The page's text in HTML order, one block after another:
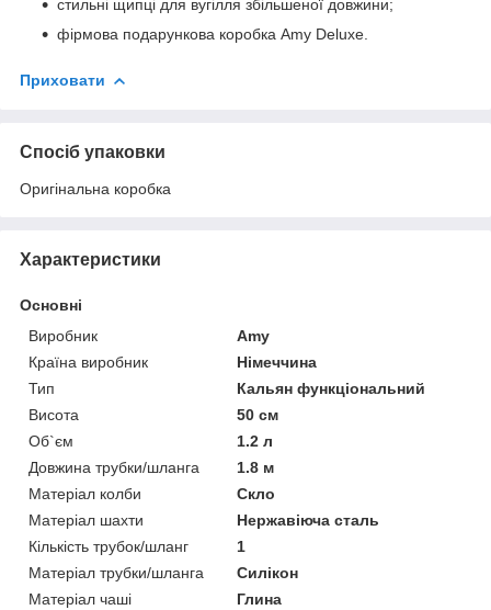
стильні щипці для вугілля збільшеної довжини;
фірмова подарункова коробка Amy Deluxe.
Приховати
Спосіб упаковки
Оригінальна коробка
Характеристики
Основні
Виробник
Amy
Країна виробник
Німеччина
Тип
Кальян функціональний
Висота
50 см
Об`єм
1.2 л
Довжина трубки/шланга
1.8 м
Матеріал колби
Скло
Матеріал шахти
Нержавіюча сталь
Кількість трубок/шланг
1
Матеріал трубки/шланга
Силікон
Матеріал чаші
Глина